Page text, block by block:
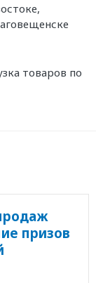
товаров по
призов